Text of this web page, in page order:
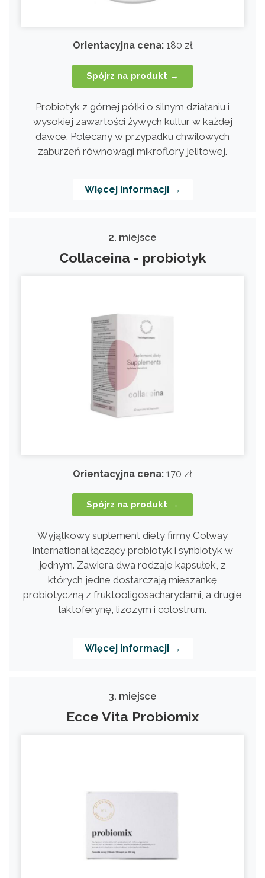
Orientacyjna cena:180 zł
Spójrz na produkt →
Probiotyk z górnej półki o silnym działaniu i
wysokiej zawartości żywych kultur w każdej
dawce. Polecany w przypadku chwilowych
zaburzeń równowagi mikroflory jelitowej.
Więcej informacji →
2. miejsce
Collaceina - probiotyk
Orientacyjna cena: 170 zł
Spójrz na produkt →
Wyjątkowy suplement diety firmy Colway
International łączący probiotyk i synbiotyk w
jednym. Zawiera dwa rodzaje kapsułek, z
których jedne dostarczają mieszankę
probiotyczną z fruktooligosacharydami, a drugie
laktoferynę, lizozym i colostrum.
Więcej informacji →
3. miejsce
Ecce Vita Probiomix